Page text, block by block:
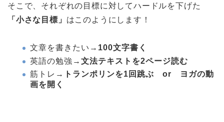
そこで、それぞれの目標に対してハードルを下げた
「小さな目標」 はこのようにします！
文章を書きたい→ 100文字書く
英語の勉強→ 文法テキストを2ページ読む
筋トレ→
トランポリンを1回跳ぶ or ヨガの動
画を開く